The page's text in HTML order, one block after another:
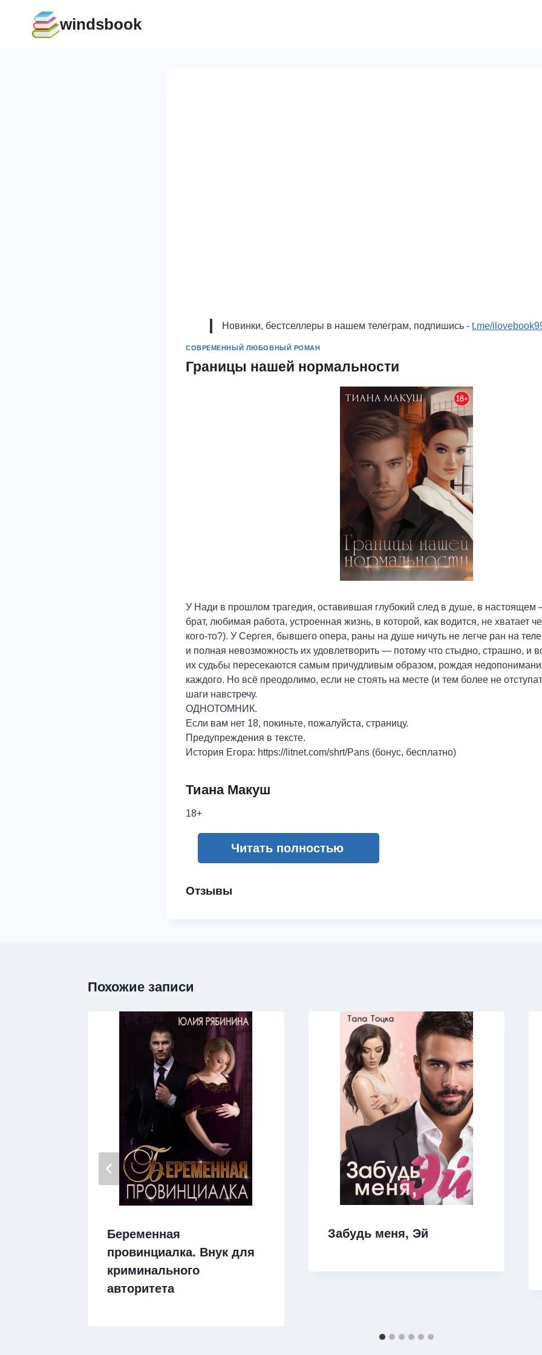
содержимому
windsbook
Новинки, бестселлеры в нашем телеграм, подпишись - t.me/
СОВРЕМЕННЫЙ ЛЮБОВНЫЙ РОМАН
Границы нашей нормальности
У Нади в прошлом трагедия, оставившая глубокий след в душе, в настоящем
брат, любимая работа, устроенная жизнь, в которой, как водится, не хватает
кого-то?). У Сергея, бывшего опера, раны на душе ничуть не легче ран на
и полная невозможность их удовлетворить — потому что стыдно, страшно, и
их судьбы пересекаются самым причудливым образом, рождая
каждого. Но всё преодолимо, если не стоять на месте (и тем более не
шаги навстречу.
ОДНОТОМНИК.
Если вам нет 18, покиньте, пожалуйста, страницу.
Предупреждения в тексте.
История Егора: https://litnet.com/shrt/Pans (бонус, бесплатно)
Тиана Макуш
18+
Читать полностью
Отзывы
Похожие записи
Беременная
провинциалка. Внук для
криминального
авторитета
Забудь меня, Эй